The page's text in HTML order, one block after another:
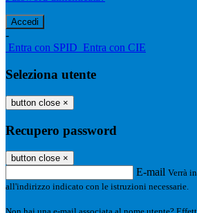
-
Entra con SPID Entra con CIE
Seleziona utente
button close ×
Recupero password
button close ×
E-mail Verrà
all'indirizzo indicato con le istruzioni necessarie.